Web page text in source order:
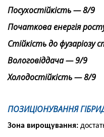
Посухостійкість — 8/9
Початкова енергія
Стійкість до
Вологовіддача — 9/9
Холодостійкість — 8/9
ПОЗИЦІОНУВАННЯ
Зона вирощування: